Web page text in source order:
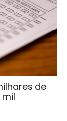
de